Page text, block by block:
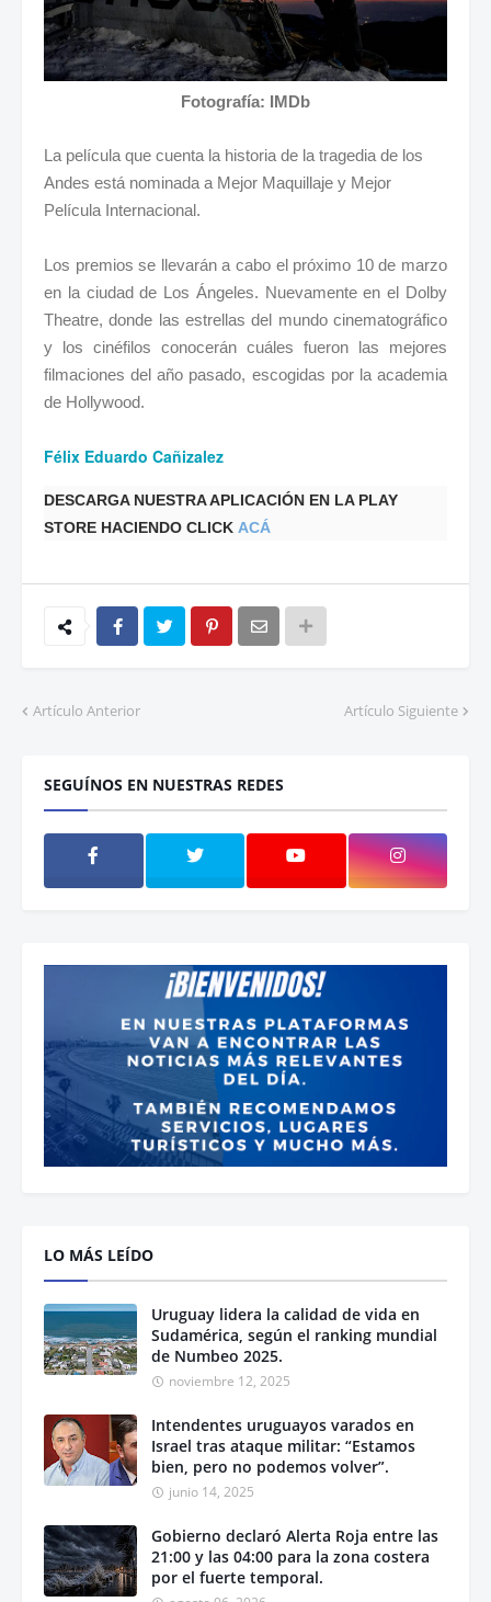
Fotografía: IMDb
La película que cuenta la historia de la tragedia de los
Andes está nominada a Mejor Maquillaje y Mejor
Película Internacional.
Los premios se llevarán a cabo el próximo 10 de marzo
en la ciudad de Los Ángeles. Nuevamente en el Dolby
Theatre, donde las estrellas del mundo cinematográfico
y los cinéfilos conocerán cuáles fueron las mejores
filmaciones del año pasado, escogidas por la academia
de Hollywood.
Félix Eduardo Cañizalez
DESCARGA NUESTRA APLICACIÓN EN LA PLAY
STORE HACIENDO CLICK ACÁ
Artículo Anterior Artículo Siguiente
SEGUÍNOS EN NUESTRAS REDES
LO MÁS LEÍDO
Uruguay lidera la calidad de vida en
Sudamérica, según el ranking mundial
de Numbeo 2025.
noviembre 12, 2025
Intendentes uruguayos varados en
Israel tras ataque militar: “Estamos
bien, pero no podemos volver”.
junio 14, 2025
Gobierno declaró Alerta Roja entre las
21:00 y las 04:00 para la zona costera
por el fuerte temporal.